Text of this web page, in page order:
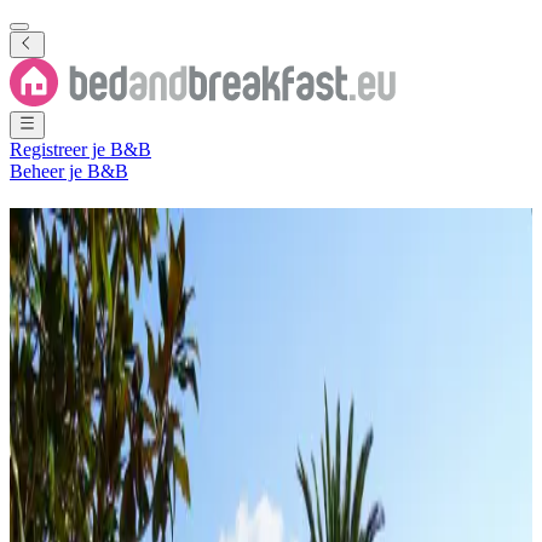
Registreer je B&B
Beheer je B&B
Vind je ideale verblijf
Ontdek unieke B&B’s, appartementen en vakantiehuizen
Locatie
Waar wil je heen?
Datums
Wanneer?
Personen
Met wie?
Zoeken
Heb je een B&B, vakantiehuisje of appartement?
Meld je aan: een vast jaarbedrag, géén commissies